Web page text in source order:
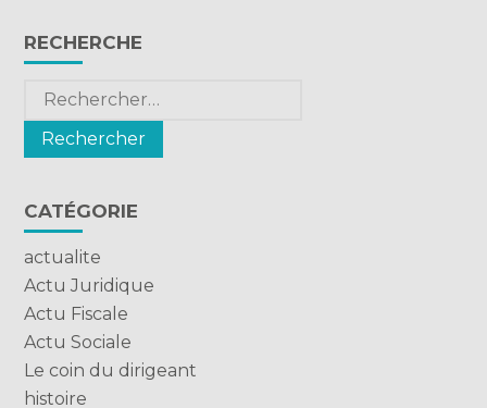
Blog
sidebar
RECHERCHE
Rechercher :
CATÉGORIE
actualite
Actu Juridique
Actu Fiscale
Actu Sociale
Le coin du dirigeant
histoire